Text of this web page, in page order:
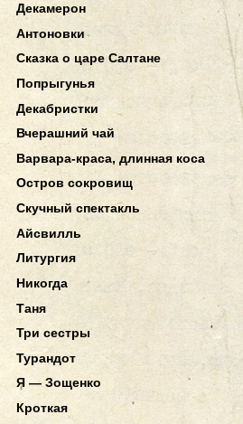
Декамерон
Антоновки
Сказка о царе Салтане
Попрыгунья
Декабристки
Вчерашний чай
Варвара-краса, длинная коса
Остров сокровищ
Скучный спектакль
Айсвилль
Литургия
Никогда
Таня
Три сестры
Турандот
Я — Зощенко
Кроткая